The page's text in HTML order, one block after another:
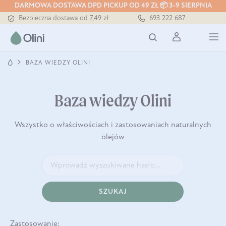
DARMOWA DOSTAWA DPD PICKUP OD 49 ZŁ 📦 3-9 SIERPNIA
Bezpieczna dostawa od 7,49 zł
Darmowa dostawa od 199 zł
693 222 687
BAZA WIEDZY OLINI
Baza wiedzy Olini
Wszystko o właściwościach i zastosowaniach naturalnych
olejów
SZUKAJ
Zastosowanie: